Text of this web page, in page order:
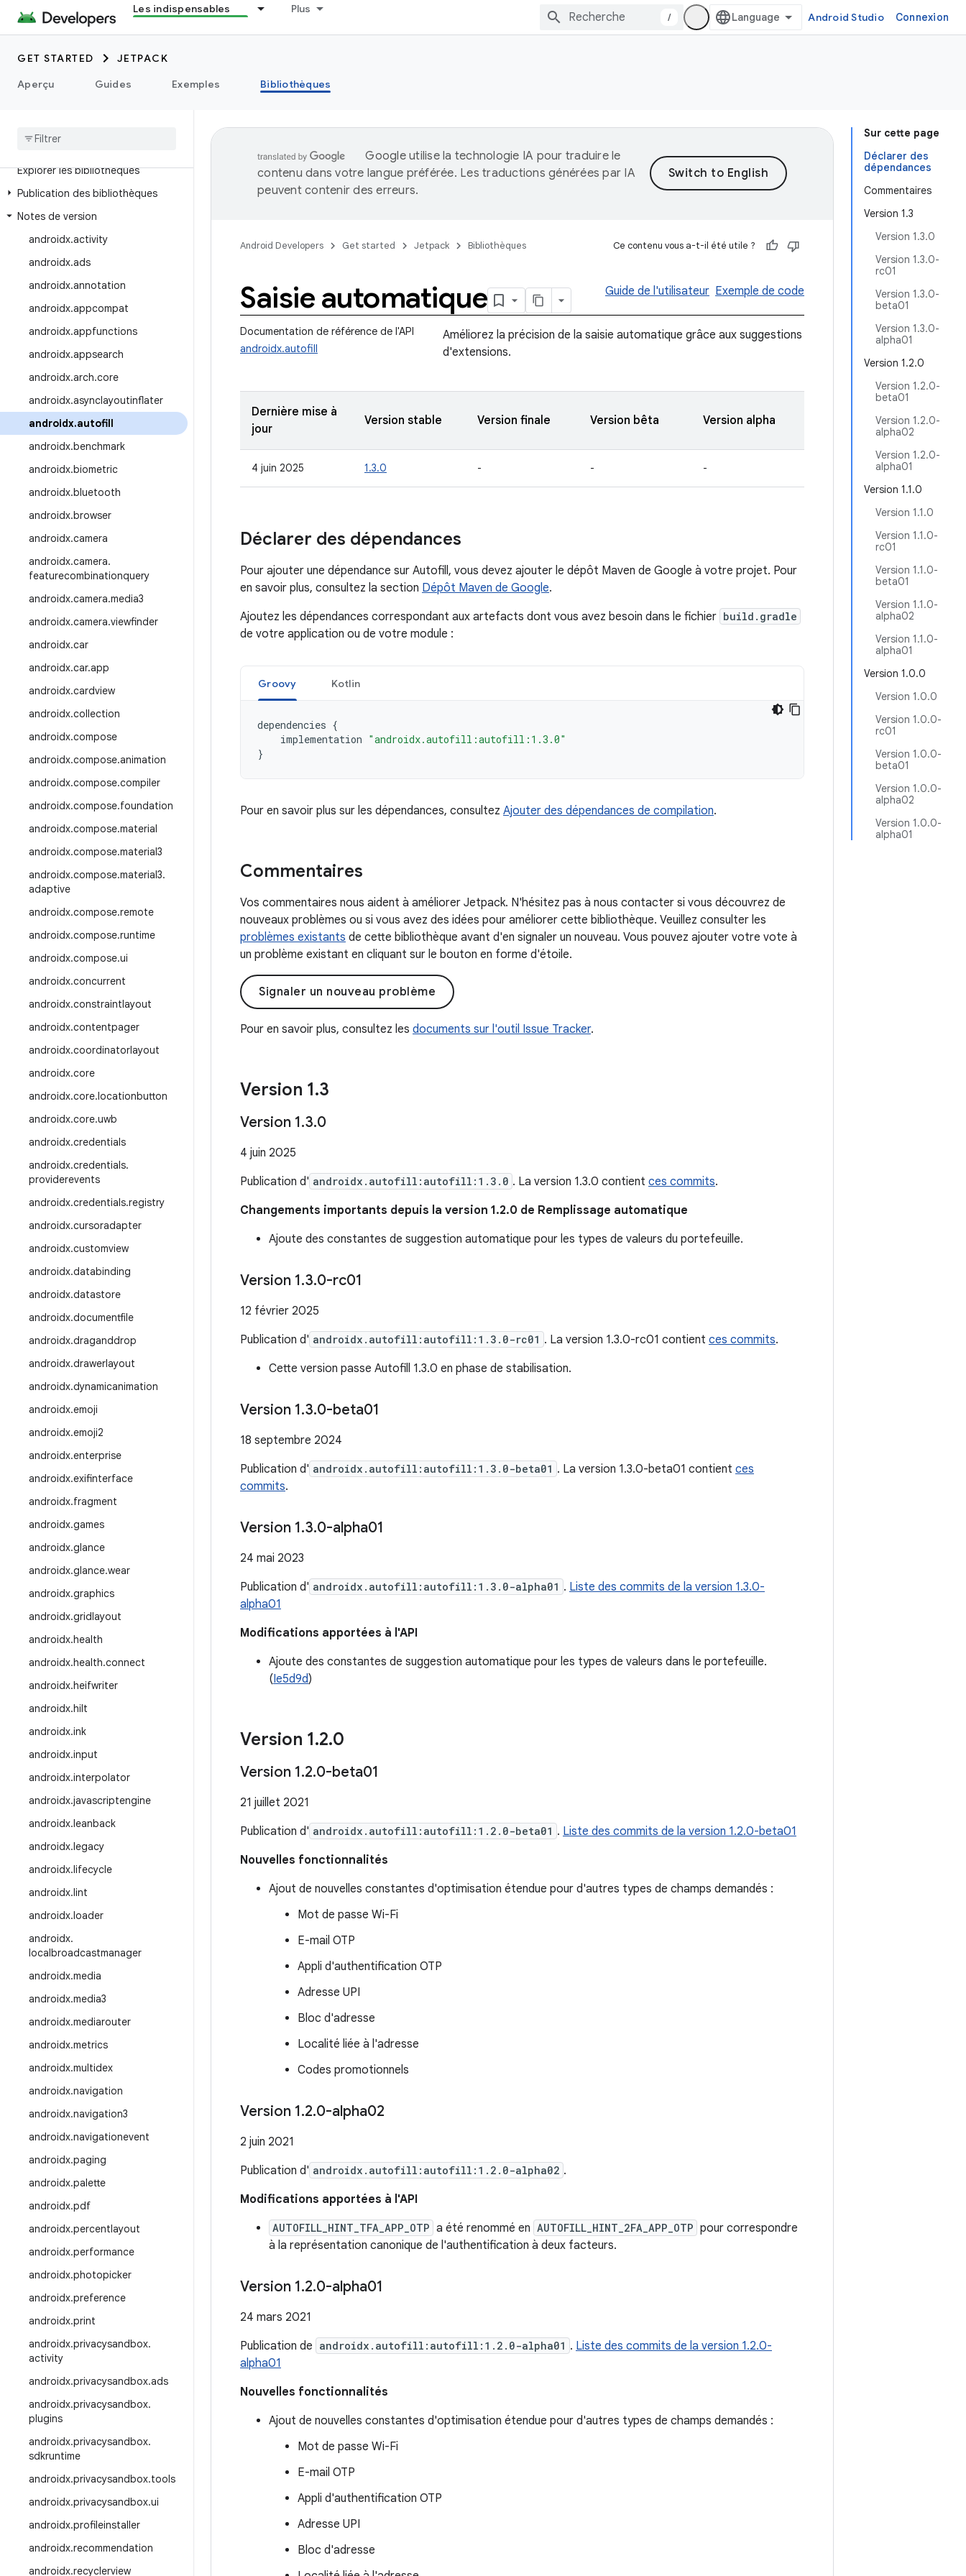
Les indispensables Plus
/ Android Studio Connexion
GET STARTED
JETPACK
Aperçu
Guides Exemples Bibliothèques
Explorer les bibliothèques
Publication des bibliothèques
Notes de version
androidx.activity
androidx.ads
androidx.annotation
androidx.appcompat
androidx.appfunctions
androidx.appsearch
androidx.arch.core
androidx.asynclayoutinflater
androidx.autofill
androidx.benchmark
androidx.biometric
androidx.bluetooth
androidx.browser
androidx.camera
androidx.camera.
featurecombinationquery
androidx.camera.media3
androidx.camera.viewfinder
androidx.car
androidx.car.app
androidx.cardview
androidx.collection
androidx.compose
androidx.compose.animation
androidx.compose.compiler
androidx.compose.foundation
androidx.compose.material
androidx.compose.material3
androidx.compose.material3.
adaptive
androidx.compose.remote
androidx.compose.runtime
androidx.compose.ui
androidx.concurrent
androidx.constraintlayout
androidx.contentpager
androidx.coordinatorlayout
androidx.core
androidx.core.locationbutton
androidx.core.uwb
androidx.credentials
androidx.credentials.
providerevents
androidx.credentials.registry
androidx.cursoradapter
androidx.customview
androidx.databinding
androidx.datastore
androidx.documentfile
androidx.draganddrop
androidx.drawerlayout
androidx.dynamicanimation
androidx.emoji
androidx.emoji2
androidx.enterprise
androidx.exifinterface
androidx.fragment
androidx.games
androidx.glance
androidx.glance.wear
androidx.graphics
androidx.gridlayout
androidx.health
androidx.health.connect
androidx.heifwriter
androidx.hilt
androidx.ink
androidx.input
androidx.interpolator
androidx.javascriptengine
androidx.leanback
androidx.legacy
androidx.lifecycle
androidx.lint
androidx.loader
androidx.
localbroadcastmanager
androidx.media
androidx.media3
androidx.mediarouter
androidx.metrics
androidx.multidex
androidx.navigation
androidx.navigation3
androidx.navigationevent
androidx.paging
androidx.palette
androidx.pdf
androidx.percentlayout
androidx.performance
androidx.photopicker
androidx.preference
androidx.print
androidx.privacysandbox.
activity
androidx.privacysandbox.ads
androidx.privacysandbox.
plugins
androidx.privacysandbox.
sdkruntime
androidx.privacysandbox.tools
androidx.privacysandbox.ui
androidx.profileinstaller
androidx.recommendation
androidx.recyclerview
Sur cette page
Déclarer des
dépendances
Commentaires
Version 1.3
Version 1.3.0
Version 1.3.0-
rc01
Version 1.3.0-
beta01
Version 1.3.0-
alpha01
Version 1.2.0
Version 1.2.0-
beta01
Version 1.2.0-
alpha02
Version 1.2.0-
alpha01
Version 1.1.0
Version 1.1.0
Version 1.1.0-
rc01
Version 1.1.0-
beta01
Version 1.1.0-
alpha02
Version 1.1.0-
alpha01
Version 1.0.0
Version 1.0.0
Version 1.0.0-
rc01
Version 1.0.0-
beta01
Version 1.0.0-
alpha02
Version 1.0.0-
alpha01
Google utilise la technologie IA pour traduire le
contenu dans votre langue préférée. Les traductions générées par IA
peuvent contenir des erreurs.
Android Developers Get started Jetpack Bibliothèques Ce contenu vous a-t-il été utile ?
Saisie automatique Guide de l'utilisateur Exemple de code
Documentation de référence de l'API
androidx.autofill
Améliorez la précision de la saisie automatique grâce aux suggestions
d'extensions.
Dernière mise à
jour
Version stable Version finale Version bêta Version alpha
4 juin 2025 1.3.0 - - -
Déclarer des dépendances
Pour ajouter une dépendance sur Autofill, vous devez ajouter le dépôt Maven de Google à votre projet. Pour
en savoir plus, consultez la section Dépôt Maven de Google.
Ajoutez les dépendances correspondant aux artefacts dont vous avez besoin dans le fichier build.gradle
de votre application ou de votre module :
Groovy Kotlin
dependencies {
implementation "androidx.autofill:autofill:1.3.0"
}
Pour en savoir plus sur les dépendances, consultez Ajouter des dépendances de compilation.
Commentaires
Vos commentaires nous aident à améliorer Jetpack. N'hésitez pas à nous contacter si vous découvrez de
nouveaux problèmes ou si vous avez des idées pour améliorer cette bibliothèque. Veuillez consulter les
problèmes existants de cette bibliothèque avant d'en signaler un nouveau. Vous pouvez ajouter votre vote à
un problème existant en cliquant sur le bouton en forme d'étoile.
Signaler un nouveau problème
Pour en savoir plus, consultez les documents sur l'outil Issue Tracker.
Version 1.3
Version 1.3.0
4 juin 2025
Publication d' androidx.autofill:autofill:1.3.0 . La version 1.3.0 contient ces commits.
Changements importants depuis la version 1.2.0 de Remplissage automatique
Ajoute des constantes de suggestion automatique pour les types de valeurs du portefeuille.
Version 1.3.0-rc01
12 février 2025
Publication d' androidx.autofill:autofill:1.3.0-rc01 . La version 1.3.0-rc01 contient ces commits.
Cette version passe Autofill 1.3.0 en phase de stabilisation.
Version 1.3.0-beta01
18 septembre 2024
Publication d' androidx.autofill:autofill:1.3.0-beta01 . La version 1.3.0-beta01 contient ces
commits.
Version 1.3.0-alpha01
24 mai 2023
Publication d' androidx.autofill:autofill:1.3.0-alpha01 . Liste des commits de la version 1.3.0-
alpha01
Modifications apportées à l'API
Ajoute des constantes de suggestion automatique pour les types de valeurs dans le portefeuille.
(Ie5d9d)
Version 1.2.0
Version 1.2.0-beta01
21 juillet 2021
Publication d' androidx.autofill:autofill:1.2.0-beta01 . Liste des commits de la version 1.2.0-beta01
Nouvelles fonctionnalités
Ajout de nouvelles constantes d'optimisation étendue pour d'autres types de champs demandés :
Mot de passe Wi-Fi
E-mail OTP
Appli d'authentification OTP
Adresse UPI
Bloc d'adresse
Localité liée à l'adresse
Codes promotionnels
Version 1.2.0-alpha02
2 juin 2021
Publication d' androidx.autofill:autofill:1.2.0-alpha02 .
Modifications apportées à l'API
AUTOFILL_HINT_TFA_APP_OTP a été renommé en AUTOFILL_HINT_2FA_APP_OTP pour correspondre
à la représentation canonique de l'authentification à deux facteurs.
Version 1.2.0-alpha01
24 mars 2021
Publication de androidx.autofill:autofill:1.2.0-alpha01 . Liste des commits de la version 1.2.0-
alpha01
Nouvelles fonctionnalités
Ajout de nouvelles constantes d'optimisation étendue pour d'autres types de champs demandés :
Mot de passe Wi-Fi
E-mail OTP
Appli d'authentification OTP
Adresse UPI
Bloc d'adresse